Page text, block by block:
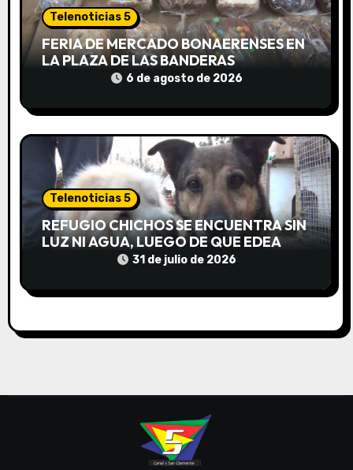
a
d
s
Telenoticias 5
FERIA DE MERCADO BONAERENSES EN
LA PLAZA DE LAS BANDERAS
6 de agosto de 2026
Telenoticias 5
REFUGIO CHICHOS SE ENCUENTRA SIN
LUZ NI AGUA, LUEGO DE QUE EDEA
CORTARA EL SUMINISTRO SIN AVISO
31 de julio de 2026